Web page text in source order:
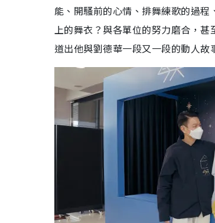
能、開騷前的心情、排舞練歌的過
上的舞衣？與各單位的努力磨合，
道出他與劉德華一段又一段的動人故